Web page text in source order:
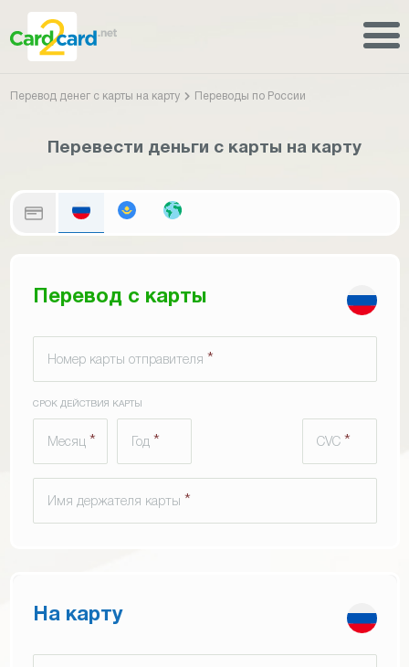
Перевод денег с карты на карту Переводы по России
Перевести деньги с карты на карту
Перевод с карты
Номер карты отправителя *
СРОК ДЕЙСТВИЯ КАРТЫ
Месяц * Год * CVC *
Имя держателя карты *
На карту